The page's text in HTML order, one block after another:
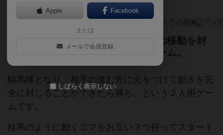
騎馬隊同士の対決！火を巻き相手の移動を封
じよう！２人用アブストラクトゲーム。
騎馬隊となり、相手の進む先に火をつけて動きを完
全に封じることができたら勝ち、という２人用ゲー
ムです。
桂馬のように動くコマをお互い３つ持ってスタート
Apple Facebook
または
メールで会員登録
しばらく表示しない